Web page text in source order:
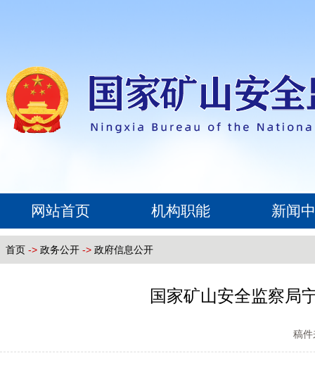
网站首页 机构职能 新闻
首页 -> 政务公开 -> 政府信息公开
国家矿山安全监察局
稿件